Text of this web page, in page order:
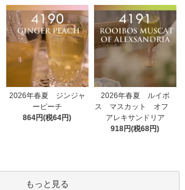
2026年春夏 ジンジャ
ーピーチ
864円(税64円)
2026年春夏 ルイボ
ス マスカット オフ
アレキサンドリア
918円(税68円)
もっと見る